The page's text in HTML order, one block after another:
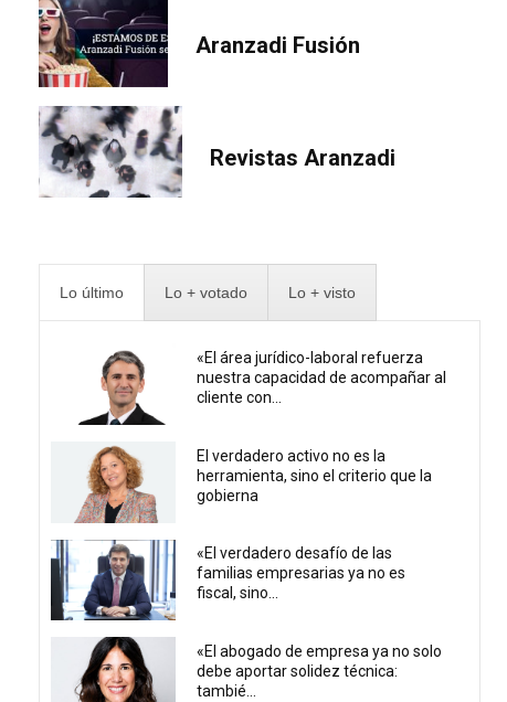
Aranzadi Fusión
Revistas Aranzadi
Lo último Lo + votado Lo + visto
«El área jurídico-laboral refuerza
nuestra capacidad de acompañar al
cliente con...
El verdadero activo no es la
herramienta, sino el criterio que la
gobierna
«El verdadero desafío de las
familias empresarias ya no es
fiscal, sino...
«El abogado de empresa ya no solo
debe aportar solidez técnica:
tambié...